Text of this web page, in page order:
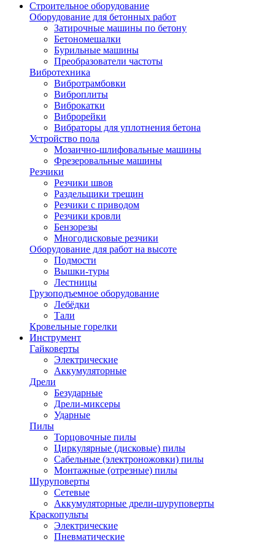
Строительное оборудование
Оборудование для бетонных работ
Затирочные машины по бетону
Бетономешалки
Бурильные машины
Преобразователи частоты
Вибротехника
Вибротрамбовки
Виброплиты
Виброкатки
Виброрейки
Вибраторы для уплотнения бетона
Устройство пола
Мозаично-шлифовальные машины
Фрезеровальные машины
Резчики
Резчики швов
Раздельщики трещин
Резчики с приводом
Резчики кровли
Бензорезы
Многодисковые резчики
Оборудование для работ на высоте
Подмости
Вышки-туры
Лестницы
Грузоподъемное оборудование
Лебёдки
Тали
Кровельные горелки
Инструмент
Гайковерты
Электрические
Аккумуляторные
Дрели
Безударные
Дрели-миксеры
Ударные
Пилы
Торцовочные пилы
Циркулярные (дисковые) пилы
Сабельные (электроножовки) пилы
Монтажные (отрезные) пилы
Шуруповерты
Сетевые
Аккумуляторные дрели-шуруповерты
Краскопульты
Электрические
Пневматические